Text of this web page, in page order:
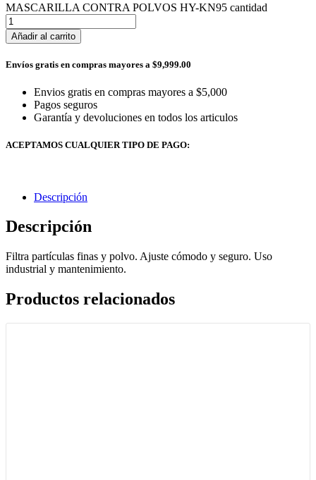
MASCARILLA CONTRA POLVOS HY-KN95 cantidad
Añadir al carrito
Envíos gratis en compras mayores a $9,999.00
Envios gratis en compras mayores a $5,000
Pagos seguros
Garantía y devoluciones en todos los articulos
ACEPTAMOS CUALQUIER TIPO DE PAGO:
Descripción
Descripción
Filtra partículas finas y polvo. Ajuste cómodo y seguro. Uso
industrial y mantenimiento.
Productos relacionados